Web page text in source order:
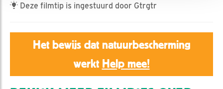
Deze filmtip is ingestuurd door Gtrgtr
Het bewijs dat natuurbescherming
werkt Help mee!